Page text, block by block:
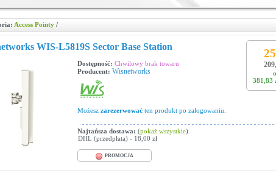
Access Pointy /
WIS-L5819S Sector Base Station
381,83
Dostępność: Chwilowy brak towaru
Producent: Wisnetworks
Możesz zarezerwować ten produkt po zalogowaniu.
Najtańsza dostawa: (pokaż wszystkie)
DHL (przedpłata) - 18,00 zł
PROMOCJA